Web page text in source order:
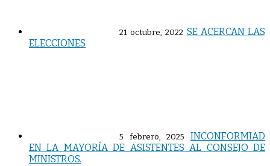
21 octubre, 2022 SE ACERCAN LAS
ELECCIONES
5 febrero, 2025
INCONFORMIAD
EN LA MAYORÍA DE ASISTENTES AL CONSEJO DE
MINISTROS.